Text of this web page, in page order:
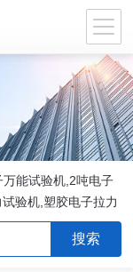
能试验机,2吨电子
验机,塑胶电子拉力